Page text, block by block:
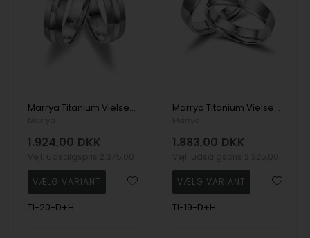
Marrya Titanium Vielsesringe med 3 stk Zirkonia
1.924,00 DKK
TI-20-D+H
Marrya Titanium Vielsesringe med 1 stk Zirkonia
1.883,00 DKK
TI-19-D+H